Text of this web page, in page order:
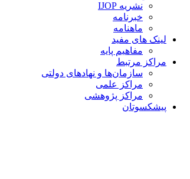
نشریه IJOP
خبرنامه
ماهنامه
لینک های مفید
مفاهیم پایه
مراکز مرتبط
سازمان‌ها و نهادهای دولتی
مراکز علمی
مراکز پژوهشی
پیشکسوتان